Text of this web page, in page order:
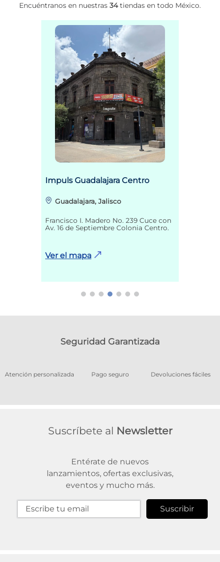
Encuéntranos en nuestras 34tiendas en todo México.
Impuls Guadalajara Centro
Guadalajara, Jalisco
Francisco I. Madero No. 239 Cuce con
Av. 16 de Septiembre Colonia Centro.
Ver el mapa
Seguridad Garantizada
Atención personalizada Pago seguro Devoluciones fáciles
Suscríbete al Newsletter
Entérate de nuevos
lanzamientos, ofertas exclusivas,
eventos y mucho más.
Suscribir